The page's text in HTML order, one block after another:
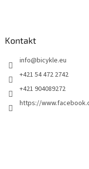
Kontakt
info@bicykle.eu
+421 54 472 2742
+421 904089272
https://